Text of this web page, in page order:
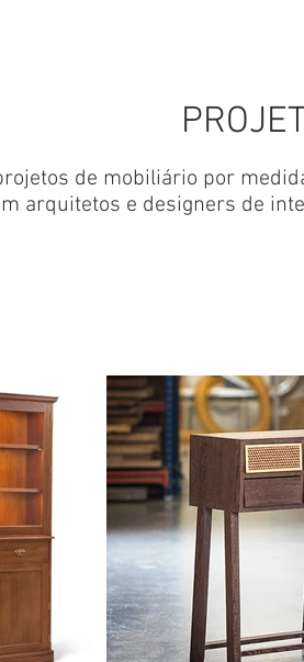
A
Cunha Carlos
de mobiliário por
arquitetos e designers de